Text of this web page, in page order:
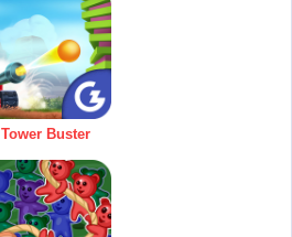
Tower Buster